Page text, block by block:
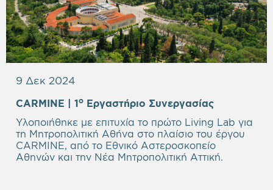
9 Δεκ 2024
CARMINE | 1o Εργαστήριο Συνεργασίας
Υλοποιήθηκε με επιτυχία το πρώτο Living Lab για
τη Μητροπολιτική Αθήνα στο πλαίσιο του έργου
CARMINE, από το Εθνικό Αστεροσκοπείο
Αθηνών και την Νέα Μητροπολιτική Αττική.